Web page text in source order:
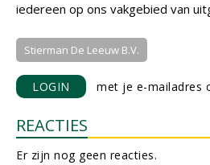
iedereen op ons vakgebied van
Stierman De Leeuw B.V.
LOGIN met je e-mailadres
REACTIES
Er zijn nog geen reacties.